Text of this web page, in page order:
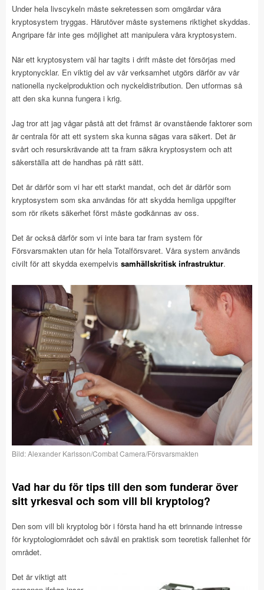
Under hela livscykeln måste sekretessen som omgärdar våra
kryptosystem tryggas. Härutöver måste systemens riktighet skyddas.
Angripare får inte ges möjlighet att manipulera våra kryptosystem.
När ett kryptosystem väl har tagits i drift måste det försörjas med
kryptonycklar. En viktig del av vår verksamhet utgörs därför av vår
nationella nyckelproduktion och nyckeldistribution. Den utformas så
att den ska kunna fungera i krig.
Jag tror att jag vågar påstå att det främst är ovanstående faktorer som
är centrala för att ett system ska kunna sägas vara säkert. Det är
svårt och resurskrävande att ta fram säkra kryptosystem och att
säkerställa att de handhas på rätt sätt.
Det är därför som vi har ett starkt mandat, och det är därför som
kryptosystem som ska användas för att skydda hemliga uppgifter
som rör rikets säkerhet först måste godkännas av oss.
Det är också därför som vi inte bara tar fram system för
Försvarsmakten utan för hela Totalförsvaret. Våra system används
civilt för att skydda exempelvis samhällskritisk infrastruktur.
Bild: Alexander Karlsson/Combat Camera/Försvarsmakten
Vad har du för tips till den som funderar över
sitt yrkesval och som vill bli kryptolog?
Den som vill bli kryptolog bör i första hand ha ett brinnande intresse
för kryptologiområdet och såväl en praktisk som teoretisk fallenhet för
området.
Det är viktigt att